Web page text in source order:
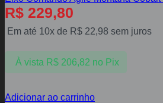
R$ 229,80
Em até 10x de R$ 22,98 sem juros
À vista R$206,82 no Pix
Adicionar ao carrinho